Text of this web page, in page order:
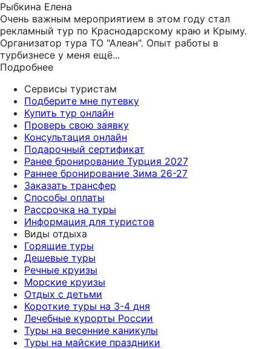
Рыбкина Елена
Очень важным мероприятием в этом году стал
рекламный тур по Краснодарскому краю и Крыму.
Организатор тура ТО "Алеан". Опыт работы в
турбизнесе у меня ещё...
Подробнее
Сервисы туристам
Подберите мне путевку
Купить тур онлайн
Проверь свою заявку
Консультация онлайн
Подарочный сертификат
Ранее бронирование Турция 2027
Раннее бронирование Зима 26-27
Заказать трансфер
Способы оплаты
Рассрочка на туры
Информация для туристов
Виды отдыха
Горящие туры
Дешевые туры
Речные круизы
Морские круизы
Отдых с детьми
Короткие туры на 3-4 дня
Лечебные курорты России
Туры на весенние каникулы
Туры на майские праздники